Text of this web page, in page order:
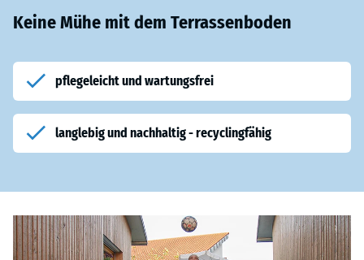
Keine Mühe mit dem Terrassenboden
pflegeleicht und wartungsfrei
langlebig und nachhaltig - recyclingfähig